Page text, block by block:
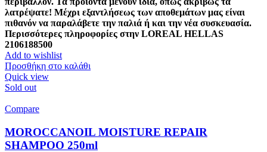
λατρέψατε! Μέχρι εξαντλήσεως των αποθεμάτων μας είναι
πιθανόν να παραλάβετε την παλιά ή και την νέα συσκευασία.
Περισσότερες πληροφορίες στην LOREAL HELLAS
2106188500
Add to wishlist
Προσθήκη στο καλάθι
Quick view
Sold out
Compare
MOROCCANOIL MOISTURE REPAIR
SHAMPOO 250ml